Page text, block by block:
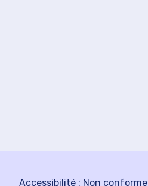
Accessibilité : Non conforme